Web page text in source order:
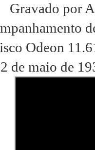
Gravado por
Odeon
de maio de